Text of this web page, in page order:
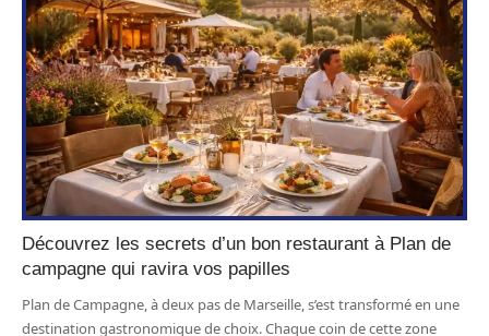
Découvrez les secrets d’un bon restaurant à Plan de
campagne qui ravira vos papilles
Plan de Campagne, à deux pas de Marseille, s’est transformé en une
destination gastronomique de choix. Chaque coin de cette zone